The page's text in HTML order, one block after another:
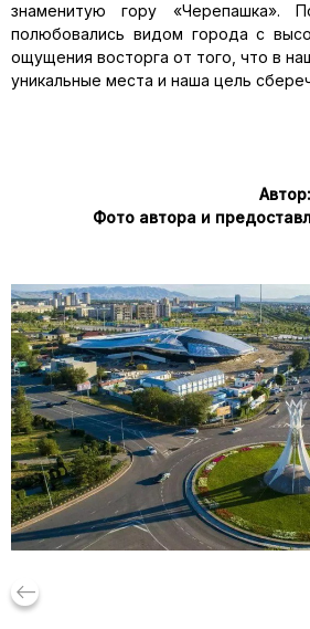
знаменитую гору «Черепашка».
полюбовались видом города с
ощущения восторга от того, что в
уникальные места и наша цель
Фото автора и
keyboard_backspace